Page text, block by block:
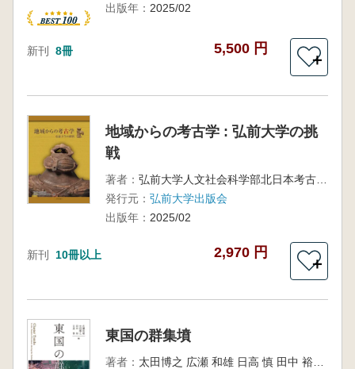
出版年： 2025/02
新刊 8冊 5,500 円
＋
地域からの考古学 : 弘前大学の挑
戦
著者：
弘前大学人文社会科学部北日本考古学研究センター 編
発行元： 弘前大学出版会
出版年： 2025/02
新刊 10冊以上 2,970 円
＋
東国の群集墳
著者：
太田博之 広瀬 和雄 日高 慎 田中 裕 編集